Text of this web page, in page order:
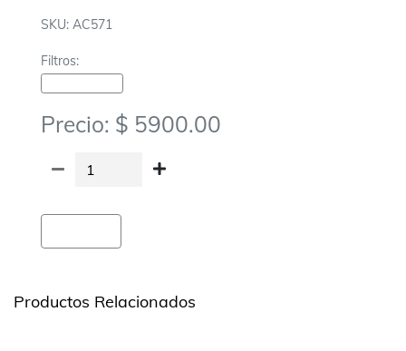
SKU: AC571
Filtros:
Precio: $ 5900.00
Productos Relacionados